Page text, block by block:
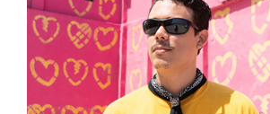
La visión cruda y
esperanzadora de Elephanto
28/Jun/2026